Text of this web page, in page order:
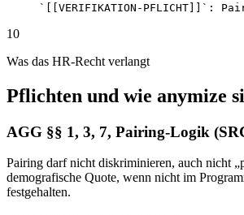
`[[VERIFIKATION-PFLICHT]]`:
10
Was das HR-Recht verlangt
Pflichten und wie anymize
AGG §§ 1, 3, 7, Pairing-Logik
Pairing darf nicht diskriminieren, auch nicht
demografische Quote, wenn nicht im
festgehalten.